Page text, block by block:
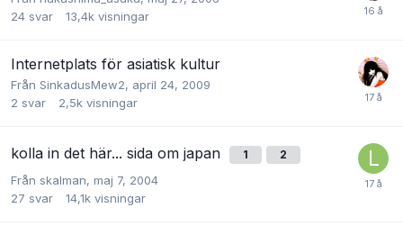
24 svar 13,4k visningar
Internetplats för asiatisk kultur
Från SinkadusMew2, april 24, 2009
2 svar 2,5k visningar
kolla in det här... sida om japan 1 2
Från skalman, maj 7, 2004
27 svar 14,1k visningar